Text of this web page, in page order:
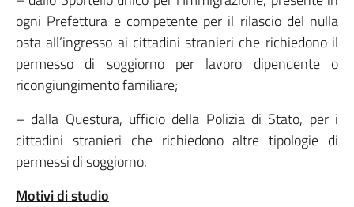
ogni Prefettura e competente per il rilascio del nulla
osta all’ingresso ai cittadini stranieri che richiedono il
permesso di soggiorno per lavoro dipendente o
ricongiungimento familiare;
– dalla Questura, ufficio della Polizia di Stato, per i
cittadini stranieri che richiedono altre tipologie di
permessi di soggiorno.
Motivi di studio